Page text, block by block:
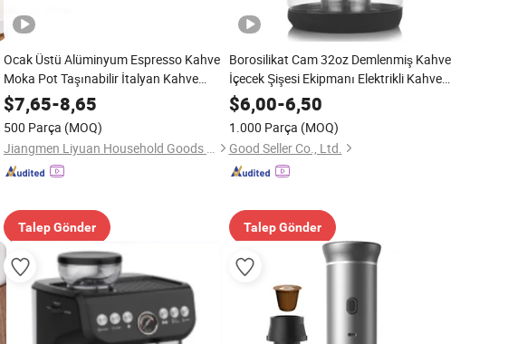
Ocak Üstü Alüminyum Espresso Kahve
Moka Pot Taşınabilir İtalyan Kahve
Makinesi
$7,65-8,65
500 Parça (MOQ)
Jiangmen Liyuan Household Goods Co., Ltd.
Talep Gönder
Borosilikat Cam 32oz Demlenmiş Kahve
İçecek Şişesi Ekipmanı Elektrikli Kahve
Demleme Makinesi Soğuk Demleme
Kahve Makinesi
$6,00-6,50
1.000 Parça (MOQ)
Good Seller Co., Ltd.
Talep Gönder